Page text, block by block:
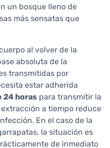
un bosque lleno de
más sensatas que
al volver de la
absoluta de la
transmitidas por
estar adherida
24 horas para transmitir la
a tiempo reduce
En el caso de la
la situación es
de inmediato